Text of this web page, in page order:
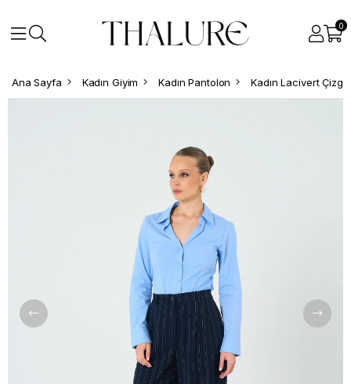
0
Ana Sayfa Kadın Giyim Kadın Pantolon Kadın Lacivert